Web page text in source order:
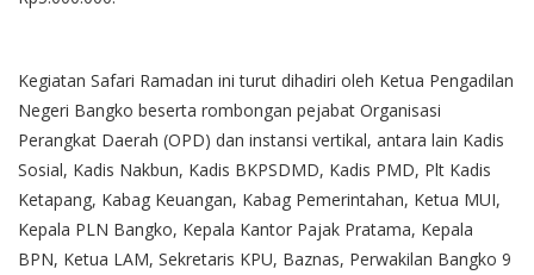
Kegiatan Safari Ramadan ini turut dihadiri oleh Ketua Pengadilan
Negeri Bangko beserta rombongan pejabat Organisasi
Perangkat Daerah (OPD) dan instansi vertikal, antara lain Kadis
Sosial, Kadis Nakbun, Kadis BKPSDMD, Kadis PMD, Plt Kadis
Ketapang, Kabag Keuangan, Kabag Pemerintahan, Ketua MUI,
Kepala PLN Bangko, Kepala Kantor Pajak Pratama, Kepala
BPN, Ketua LAM, Sekretaris KPU, Baznas, Perwakilan Bangko 9